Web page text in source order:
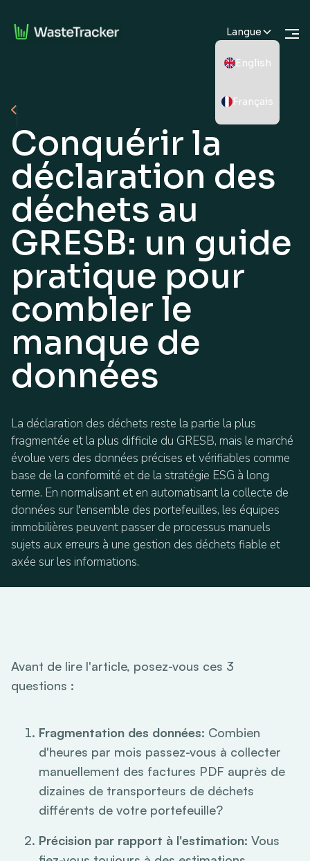
Langue
English
Français
Conquérir la
déclaration des
déchets au
GRESB: un guide
pratique pour
combler le
manque de
données
La déclaration des déchets reste la partie la plus
fragmentée et la plus difficile du GRESB, mais le marché
évolue vers des données précises et vérifiables comme
base de la conformité et de la stratégie ESG à long
terme. En normalisant et en automatisant la collecte de
données sur l'ensemble des portefeuilles, les équipes
immobilières peuvent passer de processus manuels
sujets aux erreurs à une gestion des déchets fiable et
axée sur les informations.
Avant de lire l'article, posez-vous ces 3
questions :
Fragmentation des données: Combien
d'heures par mois passez-vous à collecter
manuellement des factures PDF auprès de
dizaines de transporteurs de déchets
différents de votre portefeuille?
Précision par rapport à l'estimation: Vous